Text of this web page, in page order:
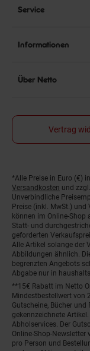
Service
Informationen
Über Netto
Vertrag
Fußnoten
*Alle Preise in Euro (€)
Versandkosten und
Unverbindliche
Preise (inkl. MwSt.)
können im Online-Shop
Statt- und
geforderten
Alle Artikel solange der
Abbildungen ähnlich.
begrenzten Angebots
Abgabe nur in
**15€ Rabatt im Netto
Mindestbestellwert von
Gutscheine, Bücher
gekennzeichnete
Abholservices. Der
Online-Shop-Newsletter
pro Person und